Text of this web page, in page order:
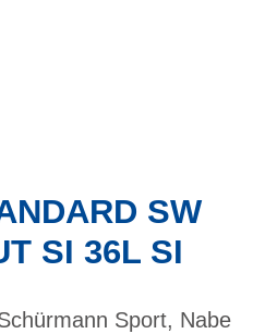
SW
SI 36L SI
Sport, Nabe